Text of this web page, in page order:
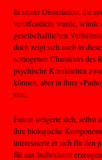
In seiner Dissertation, die
veröffentlicht wurde, würde
gesellschaftlichen
doch zeigt sich auch in
soziogenen Charakters des
psychische Krankheiten
können, aber in ihrer
sind.
Fanon weigerte sich, selbst
ihre biologische
interessierte er sich für den
für das Individuum